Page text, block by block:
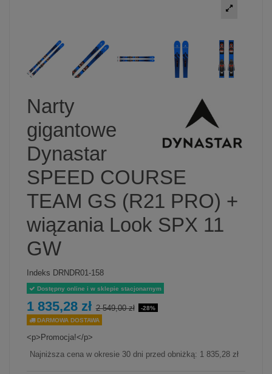
Narty
gigantowe
Dynastar
SPEED COURSE
TEAM GS (R21 PRO) +
wiązania Look SPX 11
GW
Indeks DRNDR01-158
Dostępny online i w sklepie stacjonarnym
1 835,28 zł 2 549,00 zł
-28%
DARMOWA DOSTAWA
<p>Promocja!</p>
Najniższa cena w okresie 30 dni przed obniżką: 1 835,28 zł